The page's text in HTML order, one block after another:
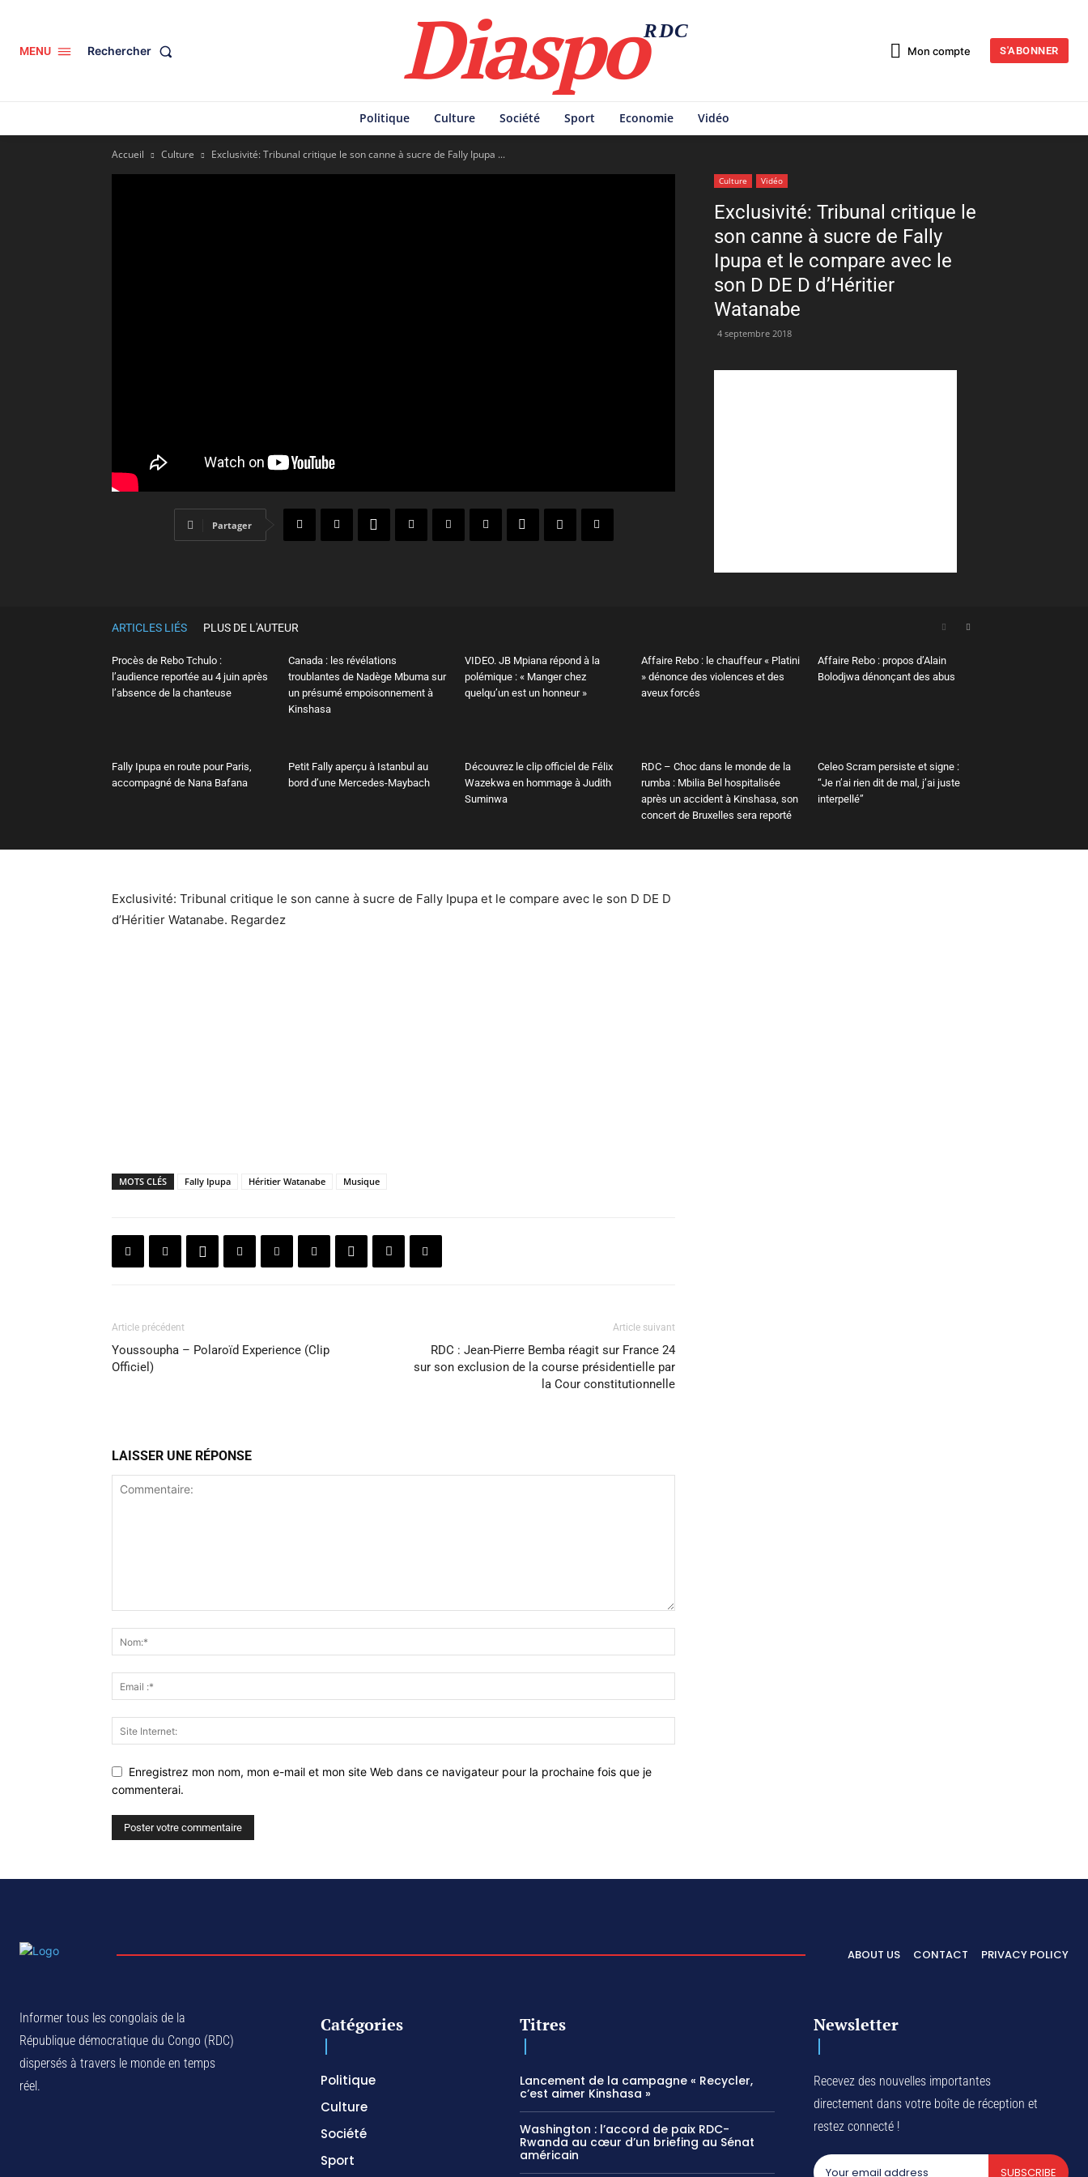
MENU Rechercher DiaspoRDC
Mon compte S'ABONNER
Politique Culture Société Sport Economie Vidéo
Accueil Culture Exclusivité: Tribunal critique le son canne à sucre de Fally Ipupa ...
Culture Vidéo
Exclusivité: Tribunal critique le
son canne à sucre de Fally
Ipupa et le compare avec le
son D DE D d’Héritier
Watanabe
4 septembre 2018
Partager
ARTICLES LIÉS PLUS DE L'AUTEUR
Procès de Rebo Tchulo :
l’audience reportée au 4 juin après
l’absence de la chanteuse
Canada : les révélations
troublantes de Nadège Mbuma sur
un présumé empoisonnement à
Kinshasa
VIDEO. JB Mpiana répond à la
polémique : « Manger chez
quelqu’un est un honneur »
Affaire Rebo : le chauffeur « Platini
» dénonce des violences et des
aveux forcés
Affaire Rebo : propos d’Alain
Bolodjwa dénonçant des abus
Fally Ipupa en route pour Paris,
accompagné de Nana Bafana
Petit Fally aperçu à Istanbul au
bord d’une Mercedes-Maybach
Découvrez le clip officiel de Félix
Wazekwa en hommage à Judith
Suminwa
RDC – Choc dans le monde de la
rumba : Mbilia Bel hospitalisée
après un accident à Kinshasa, son
concert de Bruxelles sera reporté
Celeo Scram persiste et signe :
“Je n’ai rien dit de mal, j’ai juste
interpellé”
Exclusivité: Tribunal critique le son canne à sucre de Fally Ipupa et le compare avec le son D DE D
d’Héritier Watanabe. Regardez
MOTS CLÉS Fally Ipupa Héritier Watanabe Musique
Article précédent
Youssoupha – Polaroïd Experience (Clip
Officiel)
Article suivant
RDC : Jean-Pierre Bemba réagit sur France 24
sur son exclusion de la course présidentielle par
la Cour constitutionnelle
LAISSER UNE RÉPONSE
Enregistrez mon nom, mon e-mail et mon site Web dans ce navigateur pour la prochaine fois que je
commenterai.
ABOUT US CONTACT PRIVACY POLICY
Informer tous les congolais de la
République démocratique du Congo (RDC)
dispersés à travers le monde en temps
réel.
Catégories
Politique
Culture
Société
Sport
Titres
Lancement de la campagne « Recycler,
c’est aimer Kinshasa »
Washington : l’accord de paix RDC-
Rwanda au cœur d’un briefing au Sénat
américain
Newsletter
Recevez des nouvelles importantes
directement dans votre boîte de réception et
restez connecté !
SUBSCRIBE